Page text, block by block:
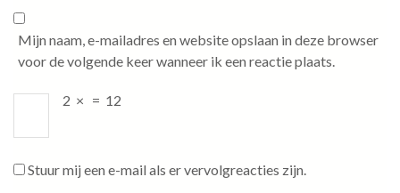
Mijn naam, e-mailadres en website opslaan in deze browser
voor de volgende keer wanneer ik een reactie plaats.
2 × = 12
Stuur mij een e-mail als er vervolgreacties zijn.